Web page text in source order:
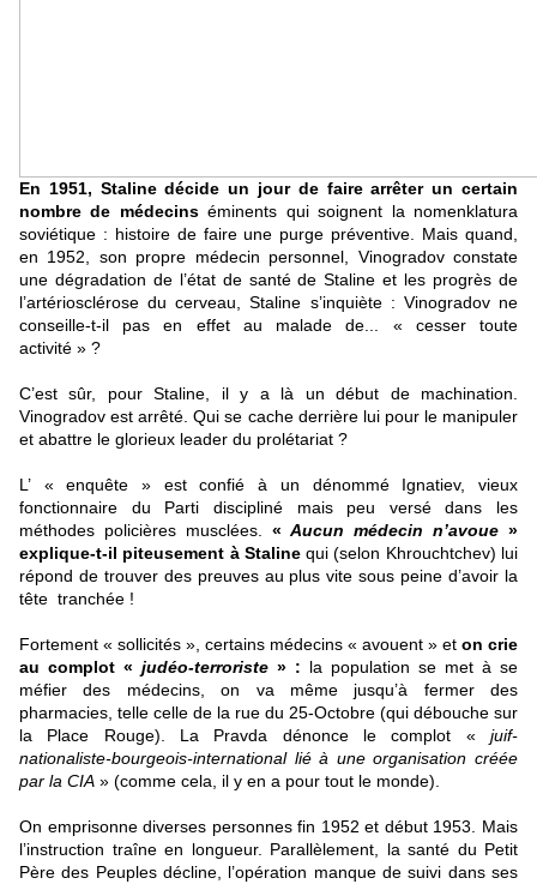
En 1951, Staline décide un jour de faire arrêter un certain
nombre de médecinséminents qui soignent la nomenklatura
soviétique : histoire de faire une purge préventive. Mais quand,
en 1952, son propre médecin personnel, Vinogradov constate
une dégradation de l’état de santé de Staline et les progrès de
l’artériosclérose du cerveau, Staline s’inquiète : Vinogradov ne
conseille-t-il pas en effet au malade de... « cesser toute
activité » ?
C’est sûr, pour Staline, il y a là un début de machination.
Vinogradov est arrêté. Qui se cache derrière lui pour le manipuler
et abattre le glorieux leader du prolétariat ?
L’ « enquête » est confié à un dénommé Ignatiev, vieux
fonctionnaire du Parti discipliné mais peu versé dans les
méthodes policières musclées. «Aucun médecin n’avoue »
explique-t-il piteusement à Stalinequi (selon Khrouchtchev) lui
répond de trouver des preuves au plus vite sous peine d’avoir la
tête tranchée !
Fortement « sollicités », certains médecins « avouent » et on crie
au complot « judéo-terroriste » : la population se met à se
méfier des médecins, on va même jusqu’à fermer des
pharmacies, telle celle de la rue du 25-Octobre (qui débouche sur
la Place Rouge). La Pravda dénonce le complot « juif-
nationaliste-bourgeois-international lié à une organisation créée
par la CIA » (comme cela, il y en a pour tout le monde).
On emprisonne diverses personnes fin 1952 et début 1953. Mais
l’instruction traîne en longueur. Parallèlement, la santé du Petit
Père des Peuples décline, l’opération manque de suivi dans ses